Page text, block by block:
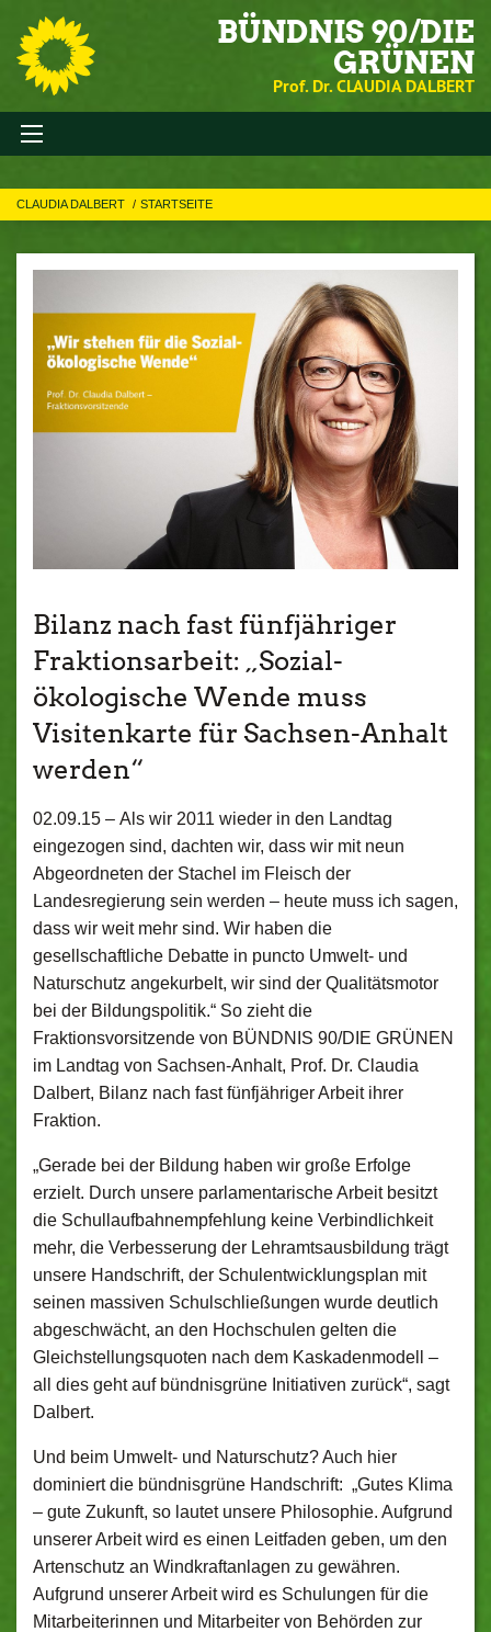
BÜNDNIS 90/DIE
GRÜNEN
Prof. Dr. CLAUDIA DALBERT
CLAUDIA DALBERT STARTSEITE
Bilanz nach fast fünfjähriger
Fraktionsarbeit: „Sozial-
ökologische Wende muss
Visitenkarte für Sachsen-Anhalt
werden“
02.09.15 – Als wir 2011 wieder in den Landtag
eingezogen sind, dachten wir, dass wir mit neun
Abgeordneten der Stachel im Fleisch der
Landesregierung sein werden – heute muss ich sagen,
dass wir weit mehr sind. Wir haben die
gesellschaftliche Debatte in puncto Umwelt- und
Naturschutz angekurbelt, wir sind der Qualitätsmotor
bei der Bildungspolitik.“ So zieht die
Fraktionsvorsitzende von BÜNDNIS 90/DIE GRÜNEN
im Landtag von Sachsen-Anhalt, Prof. Dr. Claudia
Dalbert, Bilanz nach fast fünfjähriger Arbeit ihrer
Fraktion.
„Gerade bei der Bildung haben wir große Erfolge
erzielt. Durch unsere parlamentarische Arbeit besitzt
die Schullaufbahnempfehlung keine Verbindlichkeit
mehr, die Verbesserung der Lehramtsausbildung trägt
unsere Handschrift, der Schulentwicklungsplan mit
seinen massiven Schulschließungen wurde deutlich
abgeschwächt, an den Hochschulen gelten die
Gleichstellungsquoten nach dem Kaskadenmodell –
all dies geht auf bündnisgrüne Initiativen zurück“, sagt
Dalbert.
Und beim Umwelt- und Naturschutz? Auch hier
dominiert die bündnisgrüne Handschrift: „Gutes Klima
– gute Zukunft, so lautet unsere Philosophie. Aufgrund
unserer Arbeit wird es einen Leitfaden geben, um den
Artenschutz an Windkraftanlagen zu gewähren.
Aufgrund unserer Arbeit wird es Schulungen für die
Mitarbeiterinnen und Mitarbeiter von Behörden zur